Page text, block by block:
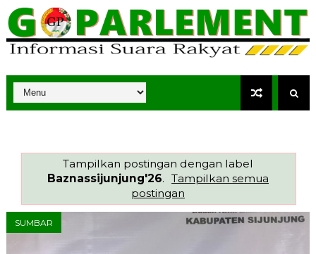
Tampilkan postingan dengan label
Baznassijunjung'26. Tampilkan semua
postingan
SUMBAR